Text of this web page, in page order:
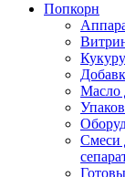
Попкорн
Масло
Смеси